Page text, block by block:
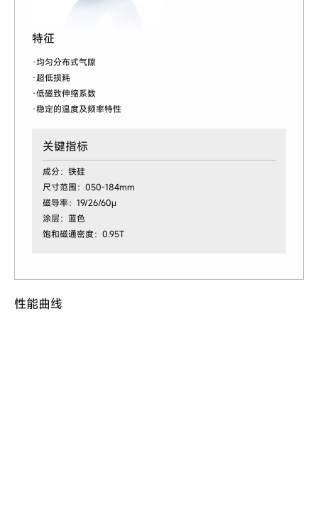
特征
·均匀分布式气隙
·超低损耗
·低磁致伸缩系数
·稳定的温度及频率特性
关键指标
成分：铁硅
尺寸范围：050-184mm
磁导率：19/26/60μ
涂层：蓝色
饱和磁通密度：0.95T
性能曲线